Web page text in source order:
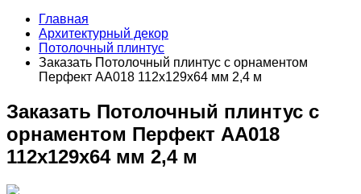
Главная
Архитектурный декор
Потолочный плинтус
Заказать Потолочный плинтус с орнаментом
Перфект AA018 112х129х64 мм 2,4 м
Заказать Потолочный плинтус с
орнаментом Перфект AA018
112х129х64 мм 2,4 м